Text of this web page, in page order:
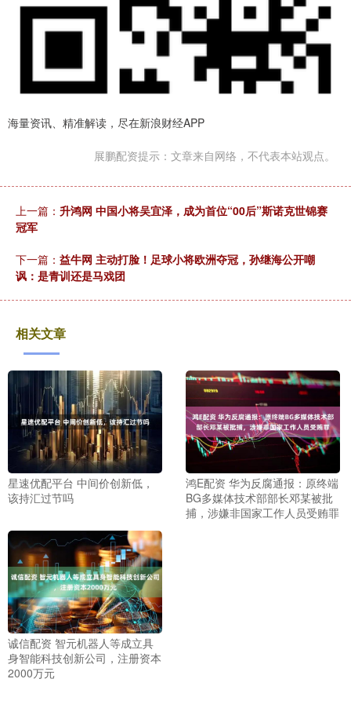
海量资讯、精准解读，尽在新浪财经APP
展鹏配资提示：文章来自网络，不代表本站观点。
上一篇： 升鸿网 中国小将吴宜泽，成为首位“00后”斯诺克世锦赛
冠军
下一篇： 益牛网 主动打脸！足球小将欧洲夺冠，孙继海公开嘲
讽：是青训还是马戏团
相关文章
星速优配平台 中间价创新低，
该持汇过节吗
鸿E配资 华为反腐通报：原终端
BG多媒体技术部部长邓某被批
捕，涉嫌非国家工作人员受贿罪
诚信配资 智元机器人等成立具
身智能科技创新公司，注册资本
2000万元